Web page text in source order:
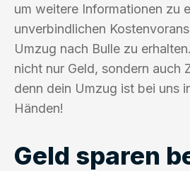
um weitere Informationen zu
unverbindlichen
Umzug nach Bulle zu
nicht nur Geld, sondern auch
denn dein Umzug ist bei uns
Händen!
Geld sparen